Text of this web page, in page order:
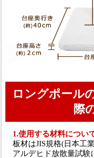
ロングポール
際
1.使用する材料につい
板材はJIS規格(日本工
アルデヒド放散量試験